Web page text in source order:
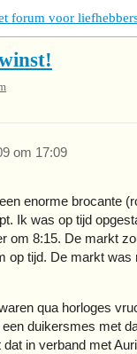
forum voor
om 17:09
enorme brocante
Ik was op tijd
om 8:15. De markt
op tijd. De markt was
qua horloges
duikersmes met
in verband met